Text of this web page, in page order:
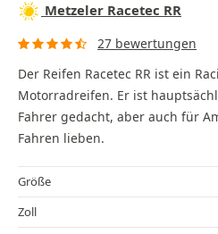
Metzeler Racetec RR
27 bewertungen
Der Reifen Racetec RR ist ein
Motorradreifen. Er ist
Fahrer gedacht, aber auch für
Fahren lieben.
Größe
Zoll